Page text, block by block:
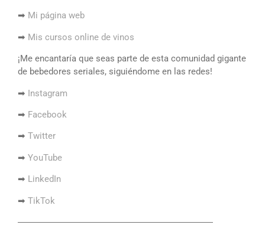
➡ Mi página web
➡ Mis cursos online de vinos
¡Me encantaría que seas parte de esta comunidad gigante
de bebedores seriales, siguiéndome en las redes!
➡ Instagram
➡ Facebook
➡ Twitter
➡ YouTube
➡ LinkedIn
➡ TikTok
――――――――――――――――――――――